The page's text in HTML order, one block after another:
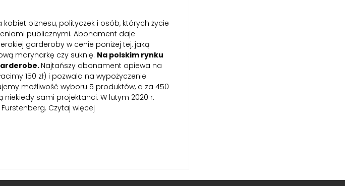
biznesu, polityczek i osób, których życie
publicznymi. Abonament daje
garderoby w cenie poniżej tej, jaką
marynarkę czy suknię. Na polskim rynku
Najtańszy abonament opiewa na
150 zł) i pozwala na wypożyczenie
możliwość wyboru 5 produktów, a za 450
sami projektanci. W lutym 2020 r.
Czytaj więcej